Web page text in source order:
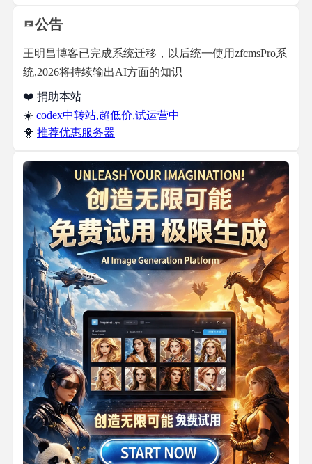
公告
王明昌博客已完成系统迁移，以后统一使用zfcmsPro系
统,2026将持续输出AI方面的知识
❤️ 捐助本站
☀️ codex中转站,超低价,试运营中
🐥 推荐优惠服务器